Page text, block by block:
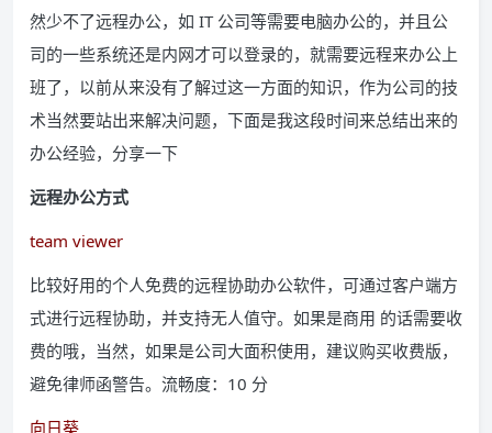
然少不了远程办公，如 IT 公司等需要电脑办公的，并且公
司的一些系统还是内网才可以登录的，就需要远程来办公上
班了，以前从来没有了解过这一方面的知识，作为公司的技
术当然要站出来解决问题，下面是我这段时间来总结出来的
办公经验，分享一下
远程办公方式
team viewer
比较好用的个人免费的远程协助办公软件，可通过客户端方
式进行远程协助，并支持无人值守。如果是商用 的话需要收
费的哦，当然，如果是公司大面积使用，建议购买收费版，
避免律师函警告。流畅度：10 分
向日葵